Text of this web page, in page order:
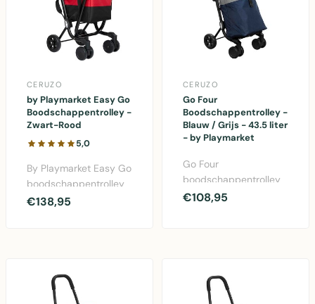
CERUZO
by Playmarket Easy Go
Boodschappentrolley -
Zwart-Rood
5,0
By Playmarket Easy Go
boodschappentrolley
zwart-rood met
€138,95
CERUZO
Go Four
Boodschappentrolley -
Blauw / Grijs - 43.5 liter
- by Playmarket
Go Four
boodschappentrolley
van Playmarket in
€108,95